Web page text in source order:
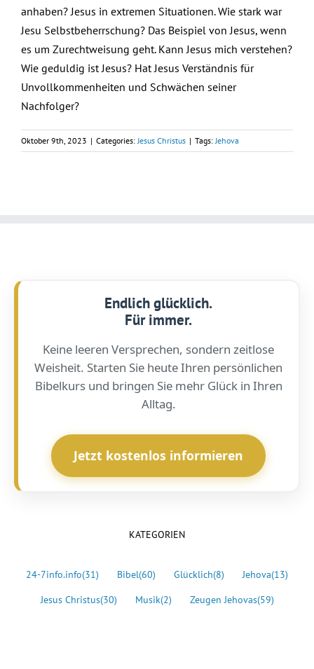
anhaben? Jesus in extremen Situationen. Wie stark war
Jesu Selbstbeherrschung? Das Beispiel von Jesus, wenn
es um Zurechtweisung geht. Kann Jesus mich verstehen?
Wie geduldig ist Jesus? Hat Jesus Verständnis für
Unvollkommenheiten und Schwächen seiner
Nachfolger?
Oktober 9th, 2023 | Categories: Jesus Christus | Tags: Jehova
Endlich glücklich.
Für immer.
Keine leeren Versprechen, sondern zeitlose
Weisheit. Starten Sie heute Ihren persönlichen
Bibelkurs und bringen Sie mehr Glück in Ihren
Alltag.
Jetzt kostenlos informieren
KATEGORIEN
24-7info.info(31) Bibel(60) Glücklich(8) Jehova(13)
Jesus Christus(30) Musik(2) Zeugen Jehovas(59)